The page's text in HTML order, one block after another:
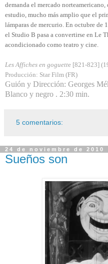
demanda el mercado
estudio, mucho más amplio que el
lámparas de mercurio. En octubre de
el Studio B pasa a convertirse en Le
acondicionado como teatro y cine.
Les Affiches en goguette [821-823]
Producción: Star Film (FR)
Guión y Dirección: Georges
Blanco y negro . 2:30 min.
5 comentarios:
24 de noviembre de 2010
Sueños son